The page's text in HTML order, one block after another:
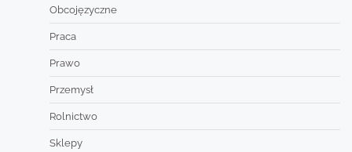
Obcojęzyczne
Praca
Prawo
Przemysł
Rolnictwo
Sklepy